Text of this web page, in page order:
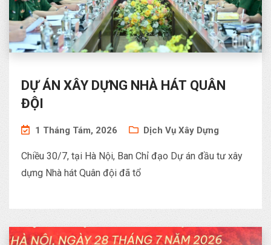
DỰ ÁN XÂY DỰNG NHÀ HÁT QUÂN
ĐỘI
1 Tháng Tám, 2026 Dịch Vụ Xây Dựng
Chiều 30/7, tại Hà Nội, Ban Chỉ đạo Dự án đầu tư xây
dựng Nhà hát Quân đội đã tổ